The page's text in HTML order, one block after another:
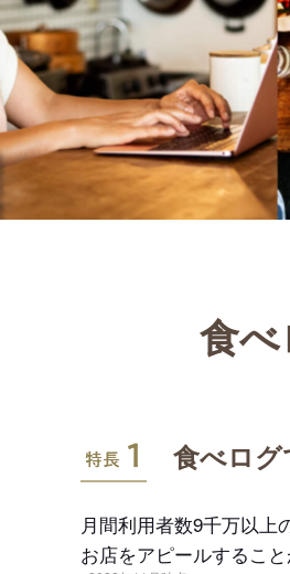
食
特長1
食べロ
月間利用者数9千万以上
お店をアピールすること